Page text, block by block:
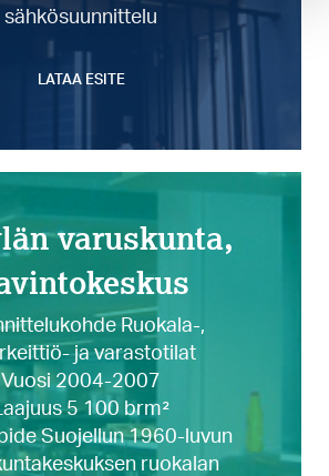
sähkösuunnittelu
LATAA ESITE
varuskunta,
Ruokala-,
ja varastotilat
Vuosi 2004-2007
5 100 brm²
Suojellun 1960-luvun
ruokalan